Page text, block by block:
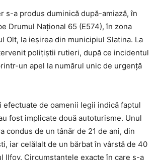
s-a produs duminică după-amiază, în
Drumul Național 65 (E574), în zona
Olt, la ieșirea din municipiul Slatina. La
polițiștii rutieri, după ce incidentul
un apel la numărul unic de urgență
efectuate de oamenii legii indică faptul
fost implicate două autoturisme. Unul
condus de un tânăr de 21 de ani, din
iar celălalt de un bărbat în vârstă de 40
Ilfov. Circumstanțele exacte în care s-a